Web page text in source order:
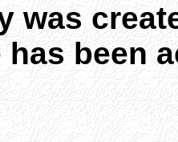
was
has been